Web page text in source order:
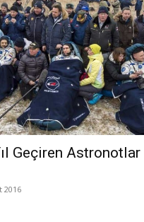
Geçiren Astronotlar
2016